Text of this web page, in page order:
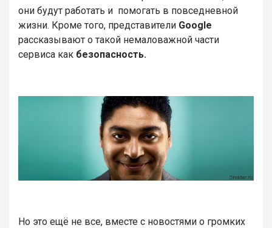
они будут работать и помогать в повседневной
жизни. Кроме того, представители Google
рассказывают о такой немаловажной части
сервиса как безопасность.
Но это ещё не все, вместе с новостями о громких